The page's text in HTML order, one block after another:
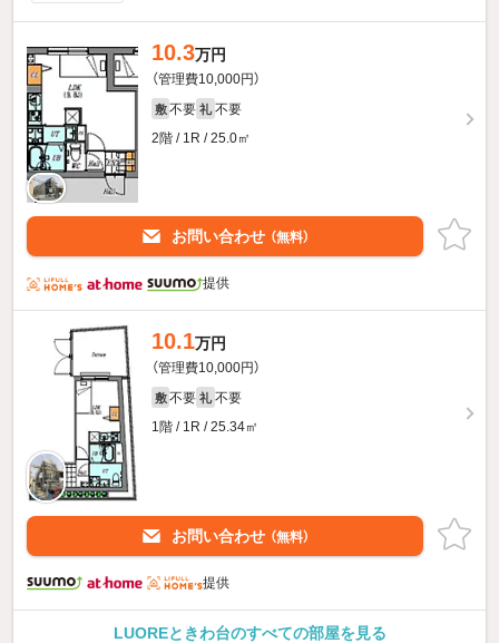
10.3万円
（管理費10,000円）
敷 不要 礼 不要
2階 / 1R / 25.0㎡
お問い合わせ （無料）
提供
10.1万円
（管理費10,000円）
敷 不要 礼 不要
1階 / 1R / 25.34㎡
お問い合わせ （無料）
提供
LUOREときわ台のすべての部屋を見る